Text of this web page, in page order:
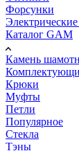
Форсунки
Каталог GAM
Камень
Крюки
Муфты
Петли
Популярное
Стекла
Тэны